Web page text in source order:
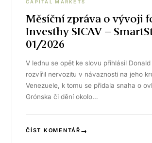
CAPITAL MARKETS
Měsíční zpráva o vývoji
Investhy SICAV –
01/2026
V lednu se opět ke slovu přihlásil
rozvířil nervozitu v návaznosti na jeho
Venezuele, k tomu se přidala snaha o
Grónska či dění okolo…
ČÍST KOMENTÁŘ →